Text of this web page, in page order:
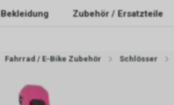
Bekleidung Zubehör / Ersatzteile
Fahrrad / E-Bike Zubehör Schlösser